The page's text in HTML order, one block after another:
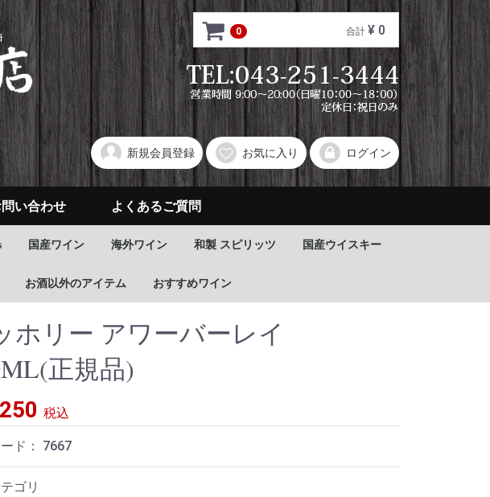
0 合計 ¥ 0
新規会員登録 お気に入り ログイン
い合わせ よくあるご質問
国産ワイン 海外ワイン 和製 スピリッツ 国産ウイスキー
お酒以外のアイテム おすすめワイン
ホリー アワーバーレイ
正規品)
税込
ド： 7667
ゴリ